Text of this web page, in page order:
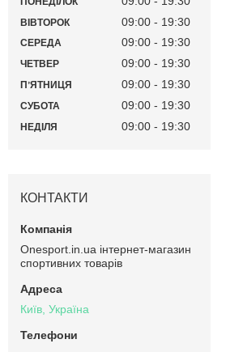
ВІВТОРОК 09:00 19:30
СЕРЕДА 09:00 19:30
ЧЕТВЕР 09:00 19:30
ПʼЯТНИЦЯ 09:00 19:30
СУБОТА 09:00 19:30
НЕДІЛЯ 09:00 19:30
КОНТАКТИ
Onesport.in.ua інтернет-магазин
спортивних товарів
Київ, Україна